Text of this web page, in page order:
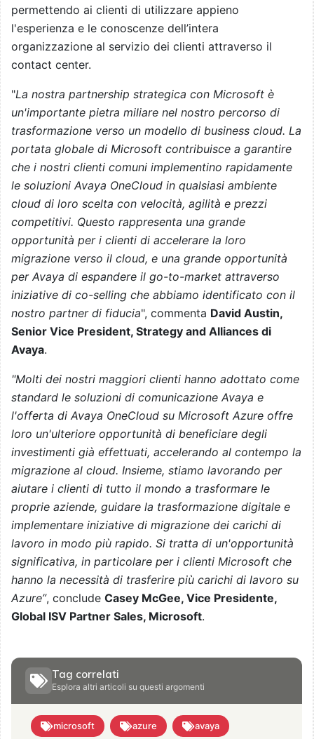
permettendo ai clienti di utilizzare appieno
l'esperienza e le conoscenze dell’intera
organizzazione al servizio dei clienti attraverso il
contact center.
"La nostra partnership strategica con Microsoft è
un'importante pietra miliare nel nostro percorso di
trasformazione verso un modello di business cloud. La
portata globale di Microsoft contribuisce a garantire
che i nostri clienti comuni implementino rapidamente
le soluzioni Avaya OneCloud in qualsiasi ambiente
cloud di loro scelta con velocità, agilità e prezzi
competitivi. Questo rappresenta una grande
opportunità per i clienti di accelerare la loro
migrazione verso il cloud, e una grande opportunità
per Avaya di espandere il go-to-market attraverso
iniziative di co-selling che abbiamo identificato con il
nostro partner di fiducia", commenta David Austin,
Senior Vice President, Strategy and Alliances di
Avaya.
"Molti dei nostri maggiori clienti hanno adottato come
standard le soluzioni di comunicazione Avaya e
l'offerta di Avaya OneCloud su Microsoft Azure offre
loro un'ulteriore opportunità di beneficiare degli
investimenti già effettuati, accelerando al contempo la
migrazione al cloud. Insieme, stiamo lavorando per
aiutare i clienti di tutto il mondo a trasformare le
proprie aziende, guidare la trasformazione digitale e
implementare iniziative di migrazione dei carichi di
lavoro in modo più rapido. Si tratta di un'opportunità
significativa, in particolare per i clienti Microsoft che
hanno la necessità di trasferire più carichi di lavoro su
Azure”, conclude Casey McGee, Vice Presidente,
Global ISV Partner Sales, Microsoft.
Tag correlati
Esplora altri articoli su questi argomenti
microsoft azure avaya